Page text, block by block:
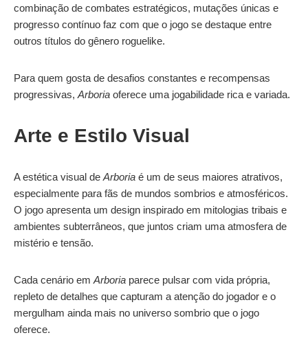
combinação de combates estratégicos, mutações únicas e
progresso contínuo faz com que o jogo se destaque entre
outros títulos do gênero roguelike.
Para quem gosta de desafios constantes e recompensas
progressivas, Arboria oferece uma jogabilidade rica e variada.
Arte e Estilo Visual
A estética visual de Arboria é um de seus maiores atrativos,
especialmente para fãs de mundos sombrios e atmosféricos.
O jogo apresenta um design inspirado em mitologias tribais e
ambientes subterrâneos, que juntos criam uma atmosfera de
mistério e tensão.
Cada cenário em Arboria parece pulsar com vida própria,
repleto de detalhes que capturam a atenção do jogador e o
mergulham ainda mais no universo sombrio que o jogo
oferece.